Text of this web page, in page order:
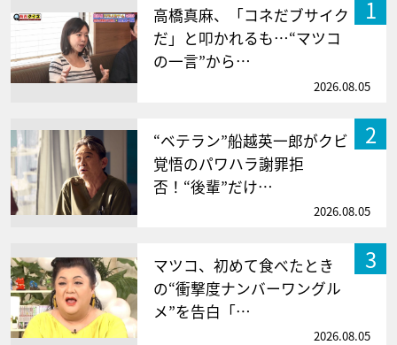
1
高橋真麻、「コネだブサイク
だ」と叩かれるも…“マツコ
の一言”から…
2026.08.05
2
“ベテラン”船越英一郎がクビ
覚悟のパワハラ謝罪拒
否！“後輩”だけ…
2026.08.05
3
マツコ、初めて食べたとき
の“衝撃度ナンバーワングル
メ”を告白「…
2026.08.05